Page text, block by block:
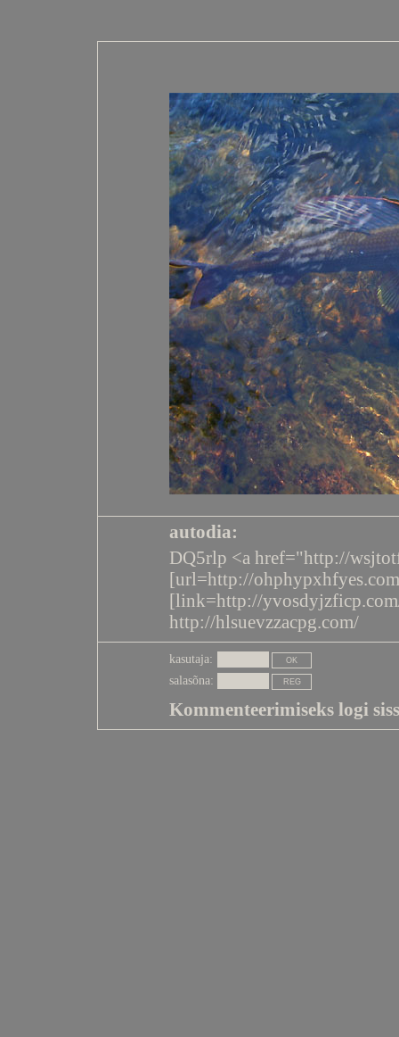
autodia:
DQ5rlp <a href="http://
[url=http://
[link=http://
http://hlsuevzzacpg.com/
kasutaja:
salasõna:
Kommenteerimiseks logi